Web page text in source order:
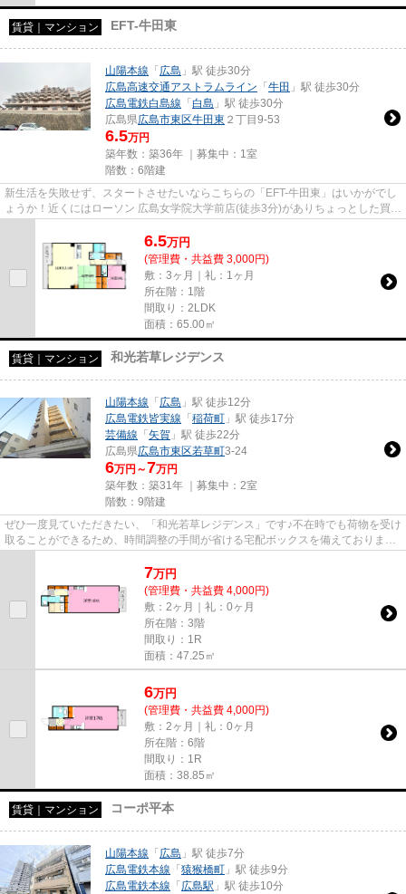
賃貸｜マンション EFT-牛田東
山陽本線 「 広島 」駅 徒歩30分
広島高速交通アストラムライン 「 牛田 」駅 徒歩30分
広島電鉄白島線 「 白島 」駅 徒歩30分
広島県広島市東区牛田東 ２丁目9-53
6.5万円
築年数：築36年 ｜募集中： 1室
階数：6階建
新生活を失敗せず、スタートさせたいならこちらの「EFT-牛田東」はいかがでし
ょうか！近くにはローソン 広島女学院大学前店(徒歩3分)がありちょっとした買い
6.5万円
(管理費・共益費 3,000円)
敷：3ヶ月｜礼：1ヶ月
所在階：1階
間取り：2LDK
面積：65.00㎡
賃貸｜マンション 和光若草レジデンス
山陽本線 「 広島 」駅 徒歩12分
広島電鉄皆実線 「 稲荷町 」駅 徒歩17分
芸備線 「 矢賀 」駅 徒歩22分
広島県広島市東区若草町3-24
6万円～7万円
築年数：築31年 ｜募集中： 2室
階数：9階建
ぜひ一度見ていただきたい、「和光若草レジデンス」です♪不在時でも荷物を受け
取ることができるため、時間調整の手間が省ける宅配ボックスを備えております♪
7万円
(管理費・共益費 4,000円)
敷：2ヶ月｜礼：0ヶ月
所在階：3階
間取り：1R
面積：47.25㎡
6万円
(管理費・共益費 4,000円)
敷：2ヶ月｜礼：0ヶ月
所在階：6階
間取り：1R
面積：38.85㎡
賃貸｜マンション コーポ平本
山陽本線 「 広島 」駅 徒歩7分
広島電鉄本線 「 猿猴橋町 」駅 徒歩9分
広島電鉄本線 「 広島駅 」駅 徒歩10分